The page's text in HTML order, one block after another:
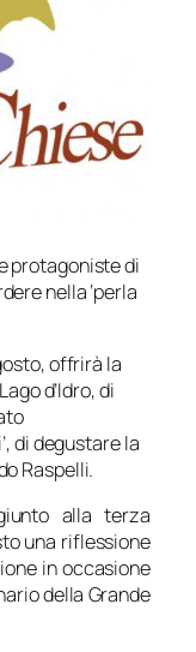
protagoniste di
nella ‘perla
offrirà la
d’Idro, di
di degustare la
Raspelli.
alla terza
una riflessione
in occasione
della Grande